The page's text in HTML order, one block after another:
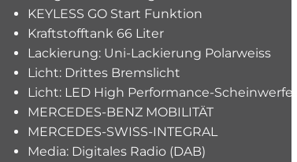
KEYLESS GO Start Funktion
Kraftstofftank 66 Liter
Lackierung: Uni-Lackierung Polarweiss
Licht: Drittes Bremslicht
Licht: LED High Performance-Scheinwerfer
MERCEDES-BENZ MOBILITÄT
MERCEDES-SWISS-INTEGRAL
Media: Digitales Radio (DAB)